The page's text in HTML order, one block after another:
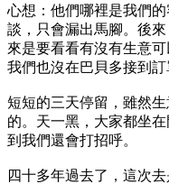
心想：他們哪裡是我們
談，只會漏出馬腳。後
來是要看看有沒有生意
我們也沒在巴貝多接到訂
短短的三天停留，雖然
的。天一黑，大家都坐
到我們還會打招呼。
四十多年過去了，這次